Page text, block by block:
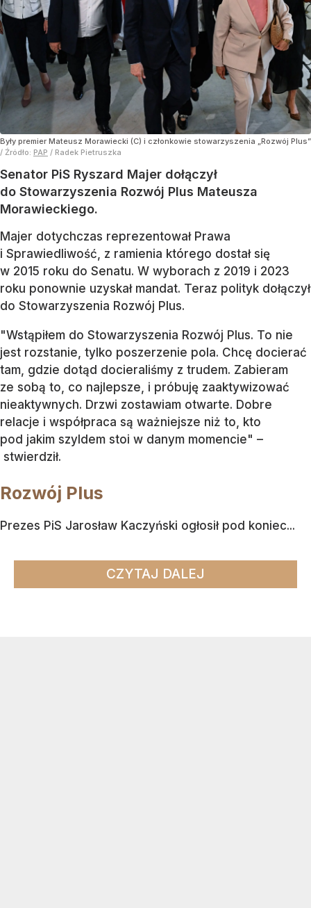
Były premier Mateusz Morawiecki (C) i członkowie stowarzyszenia „Rozwój Plus”
/ Źródło: PAP / Radek Pietruszka
Senator PiS Ryszard Majer dołączył
do Stowarzyszenia Rozwój Plus Mateusza
Morawieckiego.
Majer dotychczas reprezentował Prawa
i Sprawiedliwość, z ramienia którego dostał się
w 2015 roku do Senatu. W wyborach z 2019 i 2023
roku ponownie uzyskał mandat. Teraz polityk dołączył
do Stowarzyszenia Rozwój Plus.
"Wstąpiłem do Stowarzyszenia Rozwój Plus. To nie
jest rozstanie, tylko poszerzenie pola. Chcę docierać
tam, gdzie dotąd docieraliśmy z trudem. Zabieram
ze sobą to, co najlepsze, i próbuję zaaktywizować
nieaktywnych. Drzwi zostawiam otwarte. Dobre
relacje i współpraca są ważniejsze niż to, kto
pod jakim szyldem stoi w danym momencie" –
stwierdził.
Rozwój Plus
Prezes PiS Jarosław Kaczyński ogłosił pod koniec...
CZYTAJ DALEJ